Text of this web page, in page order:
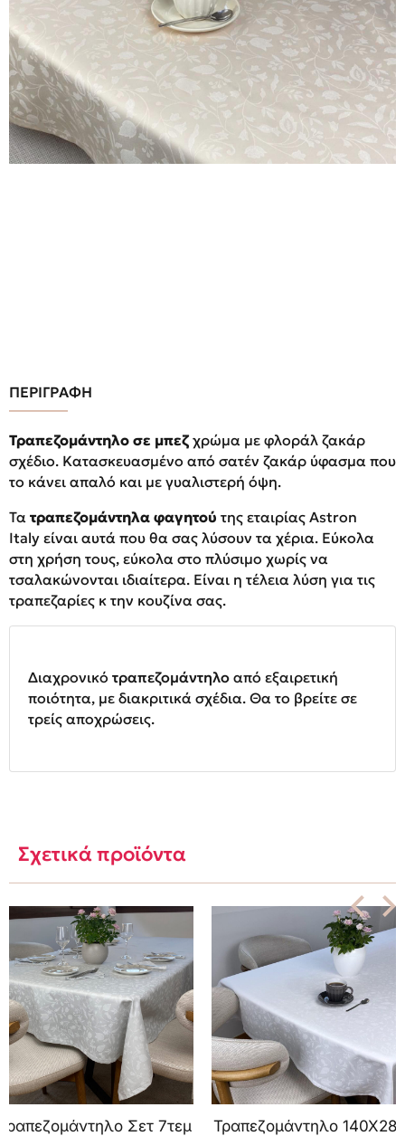
ΠΕΡΙΓΡΑΦΗ
Τραπεζομάντηλο σε μπεζ χρώμα με φλοράλ ζακάρ
σχέδιο. Κατασκευασμένο από σατέν ζακάρ ύφασμα που
το κάνει απαλό και με γυαλιστερή όψη.
Τα τραπεζομάντηλα φαγητού της εταιρίας Astron
Italy είναι αυτά που θα σας λύσουν τα χέρια. Εύκολα
στη χρήση τους, εύκολα στο πλύσιμο χωρίς να
τσαλακώνονται ιδιαίτερα. Είναι η τέλεια λύση για τις
τραπεζαρίες κ την κουζίνα σας.
Διαχρονικό τραπεζομάντηλο από εξαιρετική
ποιότητα, με διακριτικά σχέδια. Θα το βρείτε σε
τρείς αποχρώσεις.
Σχετικά προϊόντα
Σετ 7τεμ
Τραπεζομάντηλο